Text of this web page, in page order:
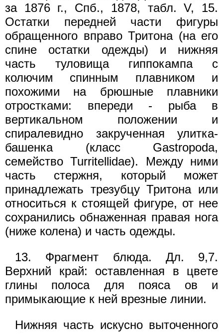
за 1876 г., Спб., 1878, табл. V, 15.
Остатки передней части фигуры
обращенного вправо Тритона (на его
спине остатки одежды) и нижняя
часть туловища гиппокампа с
колючим спинным плавником и
похожими на брюшные плавники
отростками: впереди - рыба в
вертикальном положении и
спиралевидно закрученная улитка-
башенка (класс Gastropoda,
семейство Turritellidae). Между ними
часть стержня, который может
принадлежать трезубцу Тритона или
относиться к стоящей фигуре, от нее
сохранились обнаженная правая нога
(ниже колена) и часть одежды.
13. Фрагмент блюда. Дл. 9,7.
Верхний край: оставленная в цвете
глины полоса для пояса ов и
примыкающие к ней врезные линии.
Нижняя часть искусно выточенного